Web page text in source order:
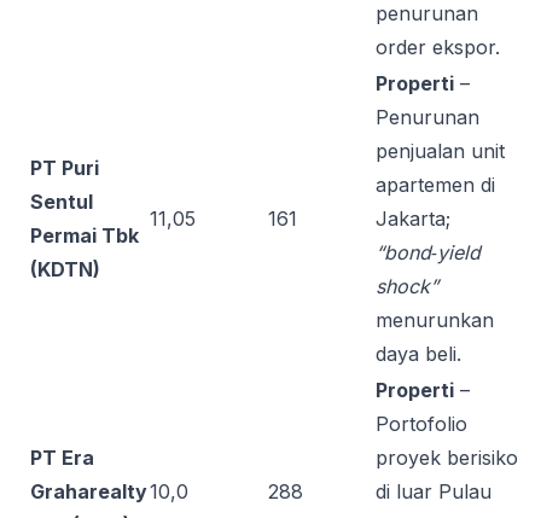
penurunan
order ekspor.
PT Puri
Sentul
Permai Tbk
(KDTN)
11,05 161
Properti –
Penurunan
penjualan unit
apartemen di
Jakarta;
“bond‑yield
shock”
menurunkan
daya beli.
PT Era
Graharealty10,0 288
Properti –
Portofolio
proyek berisiko
di luar Pulau